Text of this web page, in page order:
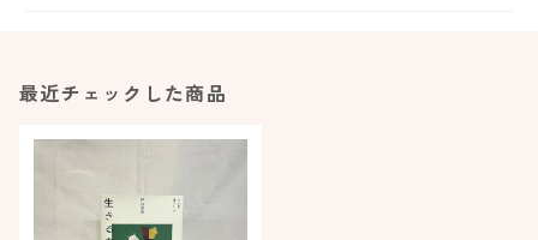
最近チェックした商品